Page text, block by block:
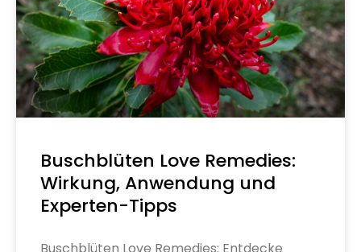
Buschblüten Love Remedies:
Wirkung, Anwendung und
Experten-Tipps